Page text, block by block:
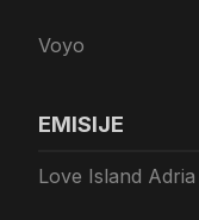
Voyo
EMISIJE
Love Island Adria